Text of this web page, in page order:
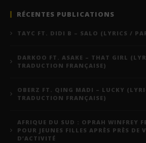
RÉCENTES PUBLICATIONS
TAYC FT. DIDI B – SALO (LYRICS /
DARKOO FT. ASAKE – THAT GIRL
TRADUCTION FRANÇAISE)
OBERZ FT. QING MADI – LUCKY
TRADUCTION FRANÇAISE)
AFRIQUE DU SUD : OPRAH WINFREY
POUR JEUNES FILLES APRÈS PRÈS DE
D’ACTIVITÉ